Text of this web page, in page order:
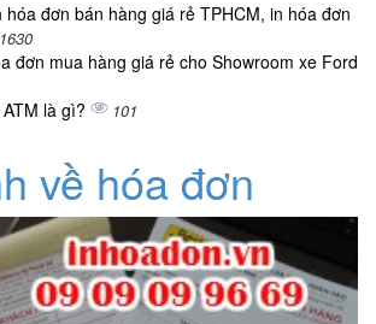
đơn bán hàng giá rẻ TPHCM, in hóa đơn
1630
đơn mua hàng giá rẻ cho Showroom xe Ford
là gì? 101
về hóa đơn